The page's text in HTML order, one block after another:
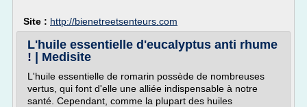
Site : http://bienetreetsenteurs.com
L'huile essentielle d'eucalyptus anti rhume
! | Medisite
L'huile essentielle de romarin possède de nombreuses
vertus, qui font d'elle une alliée indispensable à notre
santé. Cependant, comme la plupart des huiles